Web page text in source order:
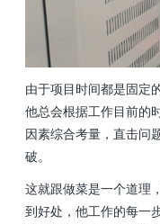
由于项目时间都是固定
他总会根据工作目前的
因素综合考量，直击问
破。
这就跟做菜是一个道理
到好处，他工作的每一